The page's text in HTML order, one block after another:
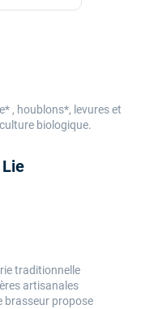
, houblons*, levures et
biologique.
traditionnelle
artisanales
brasseur propose